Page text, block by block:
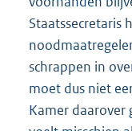
Staatssecretaris
schrappen in
moet dus niet
Kamer daarover